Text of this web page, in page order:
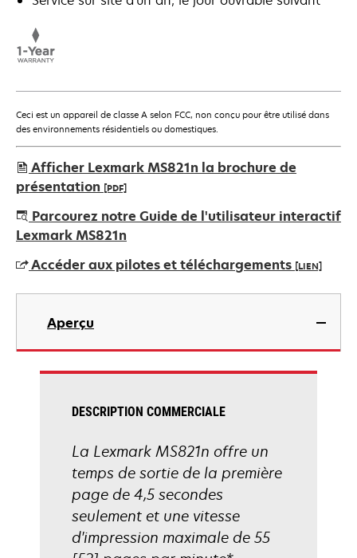
Ceci est un appareil de classe A selon FCC, non conçu pour être utilisé dans
des environnements résidentiels ou domestiques.
Afficher Lexmark MS821n la brochure de
présentation [PDF]
s’ouvre
dans
nouvel
onglet
Parcourez notre Guide de l'utilisateur interactif
Lexmark MS821n
Accéder aux pilotes et téléchargements [LIEN]
s’ouvre
nouvel
onglet
Aperçu
DESCRIPTION COMMERCIALE
La Lexmark MS821n offre un
temps de sortie de la première
page de 4,5 secondes
seulement et une vitesse
d'impression maximale de 55